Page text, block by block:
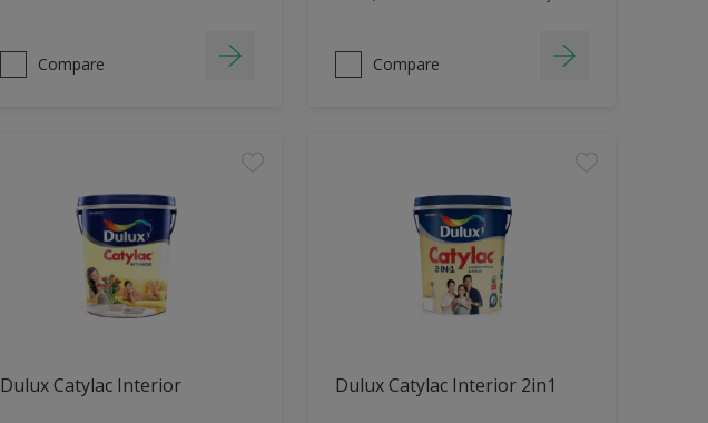
Compare Compare
Dulux Catylac Interior Dulux Catylac Interior 2in1